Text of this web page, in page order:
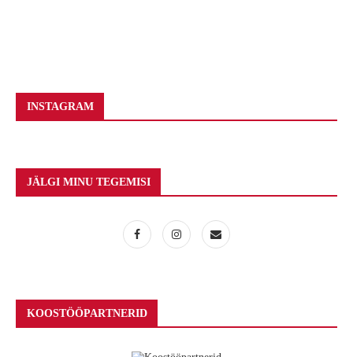
INSTAGRAM
JÄLGI MINU TEGEMISI
KOOSTÖÖPARTNERID